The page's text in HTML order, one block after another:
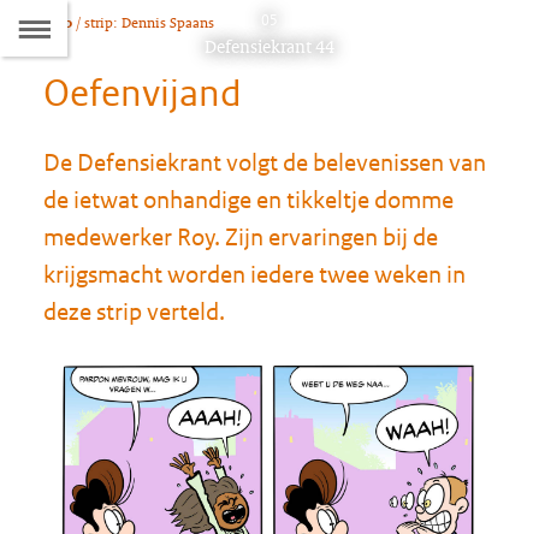
Dit
hoort
Defensiekrant 44
Foto / strip: Dennis Spaans
Oefenvijand
De Defensiekrant volgt de belevenissen van
de ietwat onhandige en tikkeltje domme
medewerker Roy. Zijn ervaringen bij de
krijgsmacht worden iedere twee weken in
deze strip verteld.
Naar
de
Inhoudsopgave